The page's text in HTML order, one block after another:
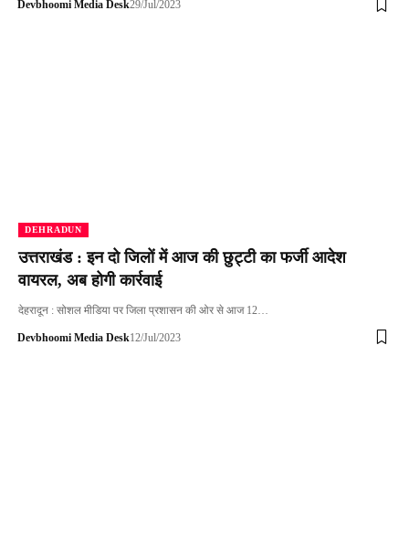
Devbhoomi Media Desk29/Jul/2023
DEHRADUN
उत्तराखंड : इन दो जिलों में आज की छुट्टी का फर्जी आदेश
वायरल, अब होगी कार्रवाई
देहरादून : सोशल मीडिया पर जिला प्रशासन की ओर से आज 12…
Devbhoomi Media Desk12/Jul/2023